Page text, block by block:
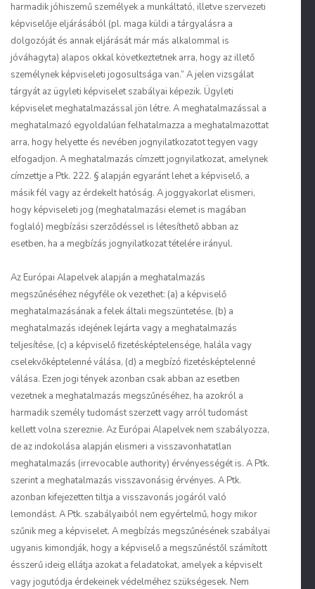
harmadik jóhiszemű személyek a munkáltató, illetve szervezeti
képviselője eljárásából (pl. maga küldi a tárgyalásra a
dolgozóját és annak eljárását már más alkalommal is
jóváhagyta) alapos okkal következtetnek arra, hogy az illető
személynek képviseleti jogosultsága van.” A jelen vizsgálat
tárgyát az ügyleti képviselet szabályai képezik. Ügyleti
képviselet meghatalmazással jön létre. A meghatalmazással a
meghatalmazó egyoldalúan felhatalmazza a meghatalmazottat
arra, hogy helyette és nevében jognyilatkozatot tegyen vagy
elfogadjon. A meghatalmazás címzett jognyilatkozat, amelynek
címzettje a Ptk. 222. § alapján egyaránt lehet a képviselő, a
másik fél vagy az érdekelt hatóság. A joggyakorlat elismeri,
hogy képviseleti jog (meghatalmazási elemet is magában
foglaló) megbízási szerződéssel is létesíthető abban az
esetben, ha a megbízás jognyilatkozat tételére irányul.
Az Európai Alapelvek alapján a meghatalmazás
megszűnéséhez négyféle ok vezethet: (a) a képviselő
meghatalmazásának a felek általi megszüntetése, (b) a
meghatalmazás idejének lejárta vagy a meghatalmazás
teljesítése, (c) a képviselő fizetésképtelensége, halála vagy
cselekvőképtelenné válása, (d) a megbízó fizetésképtelenné
válása. Ezen jogi tények azonban csak abban az esetben
vezetnek a meghatalmazás megszűnéséhez, ha azokról a
harmadik személy tudomást szerzett vagy arról tudomást
kellett volna szereznie. Az Európai Alapelvek nem szabályozza,
de az indokolása alapján elismeri a visszavonhatatlan
meghatalmazás (irrevocable authority) érvényességét is. A Ptk.
szerint a meghatalmazás visszavonásig érvényes. A Ptk.
azonban kifejezetten tiltja a visszavonás jogáról való
lemondást. A Ptk. szabályaiból nem egyértelmű, hogy mikor
szűnik meg a képviselet. A megbízás megszűnésének szabályai
ugyanis kimondják, hogy a képviselő a megszűnéstől számított
ésszerű ideig ellátja azokat a feladatokat, amelyek a képviselt
vagy jogutódja érdekeinek védelméhez szükségesek. Nem